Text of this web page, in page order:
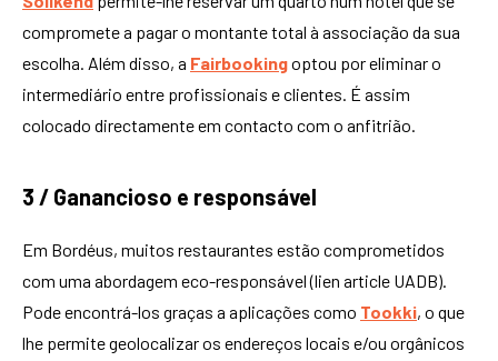
compromete a pagar o montante total à associação da sua
escolha. Além disso, a Fairbookingoptou por eliminar o
intermediário entre profissionais e clientes. É assim
colocado directamente em contacto com o anfitrião.
3 / Ganancioso e responsável
Em Bordéus, muitos restaurantes estão comprometidos
com uma abordagem eco-responsável (lien article UADB).
Pode encontrá-los graças a aplicações como Tookki, o que
lhe permite geolocalizar os endereços locais e/ou orgânicos